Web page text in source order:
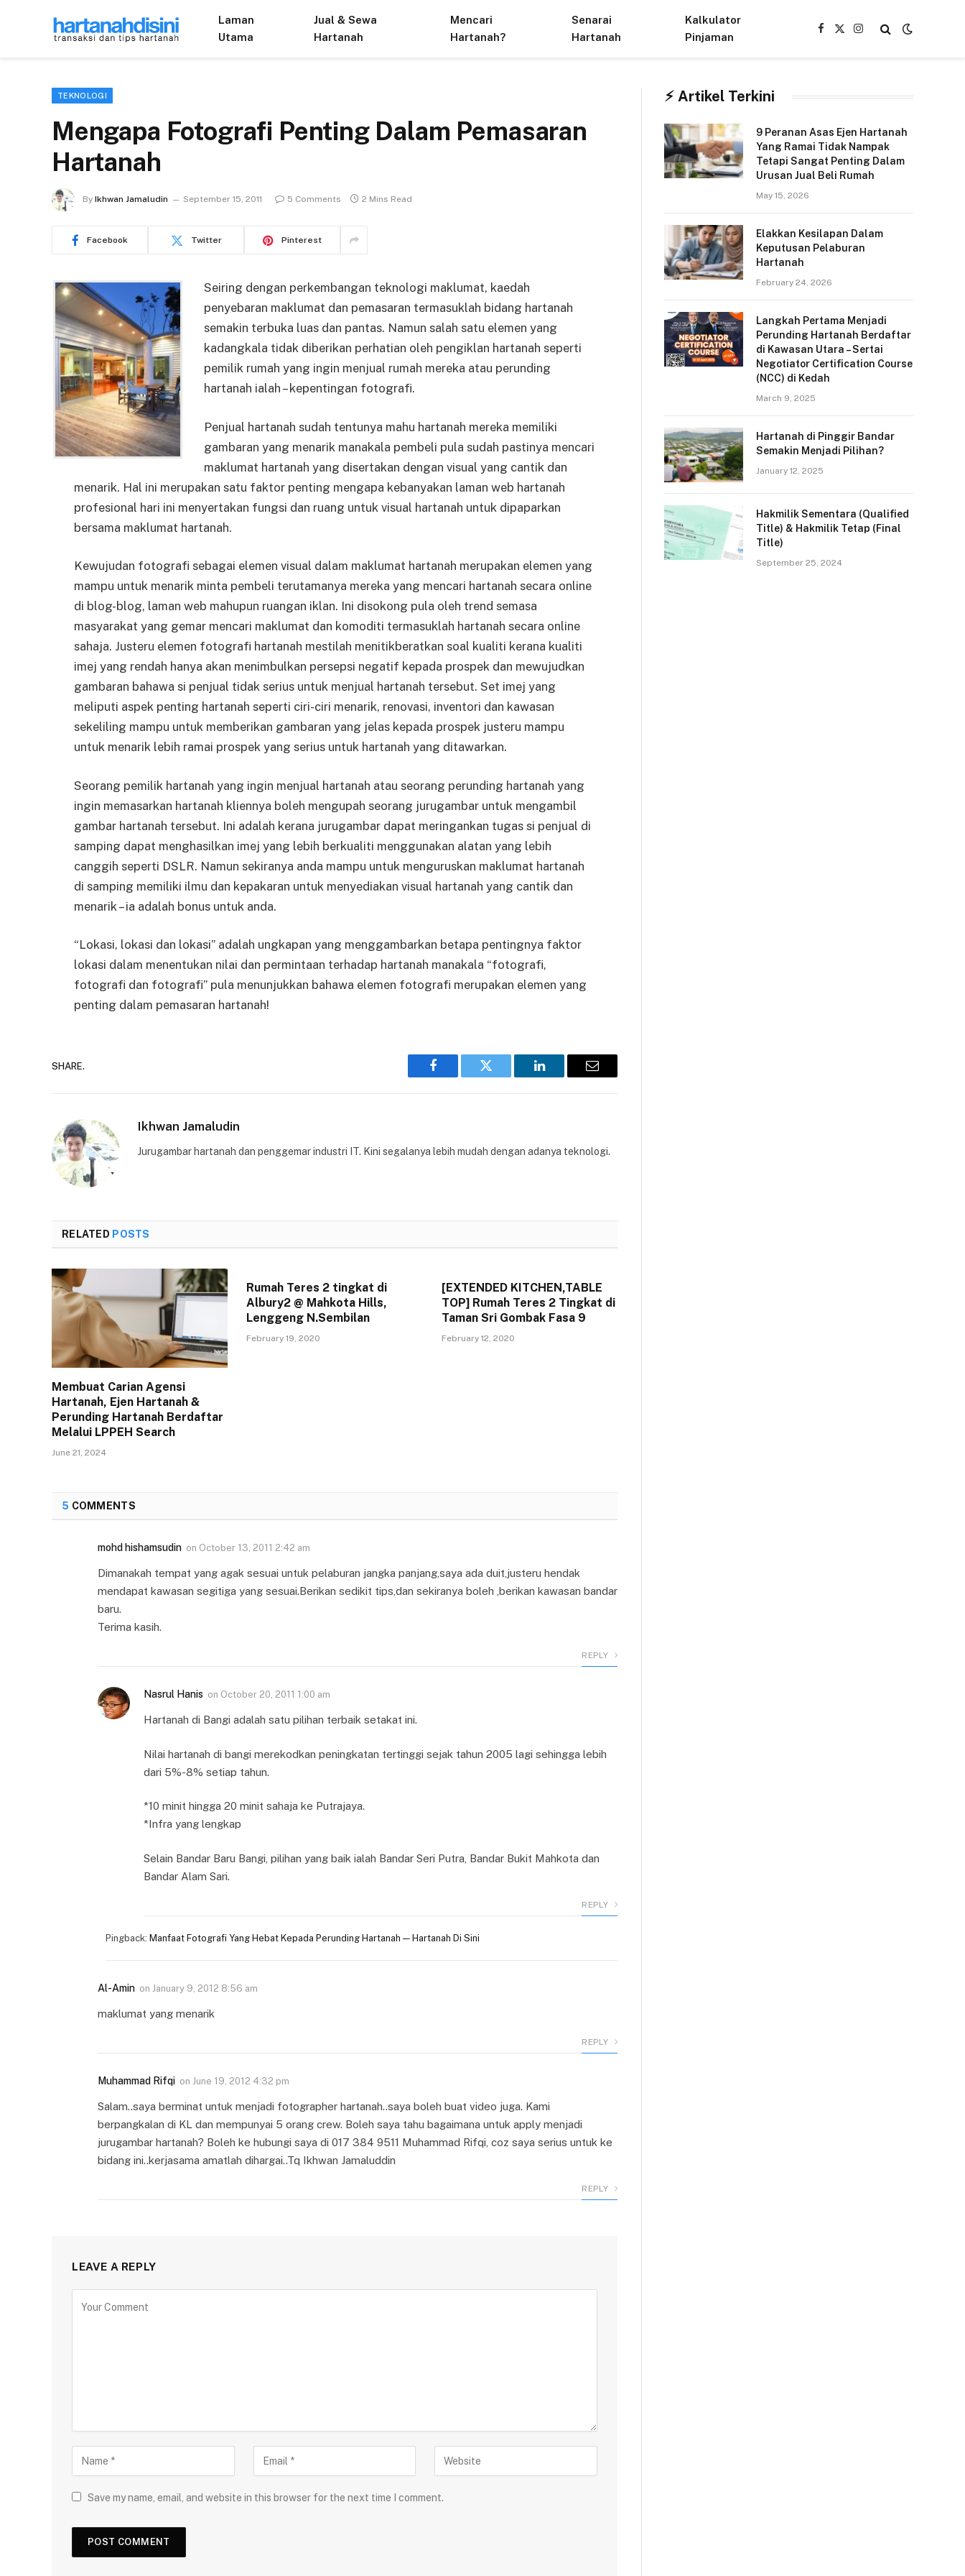
Laman
Utama
Jual & Sewa
Hartanah
Mencari
Hartanah?
Senarai
Hartanah
Kalkulator
Pinjaman
Facebook
X
Instagram
TEKNOLOGI
Mengapa Fotografi Penting Dalam Pemasaran
Hartanah
By Ikhwan Jamaludin September 15, 2011 5 Comments 2 Mins Read
Facebook Twitter Pinterest
Seiring dengan perkembangan teknologi maklumat, kaedah
penyebaran maklumat dan pemasaran termasuklah bidang hartanah
semakin terbuka luas dan pantas. Namun salah satu elemen yang
kadangkala tidak diberikan perhatian oleh pengiklan hartanah seperti
pemilik rumah yang ingin menjual rumah mereka atau perunding
hartanah ialah – kepentingan fotografi.
Penjual hartanah sudah tentunya mahu hartanah mereka memiliki
gambaran yang menarik manakala pembeli pula sudah pastinya mencari
maklumat hartanah yang disertakan dengan visual yang cantik dan
menarik. Hal ini merupakan satu faktor penting mengapa kebanyakan laman web hartanah
profesional hari ini menyertakan fungsi dan ruang untuk visual hartanah untuk dipaparkan
bersama maklumat hartanah.
Kewujudan fotografi sebagai elemen visual dalam maklumat hartanah merupakan elemen yang
mampu untuk menarik minta pembeli terutamanya mereka yang mencari hartanah secara online
di blog-blog, laman web mahupun ruangan iklan. Ini disokong pula oleh trend semasa
masyarakat yang gemar mencari maklumat dan komoditi termasuklah hartanah secara online
sahaja. Justeru elemen fotografi hartanah mestilah menitikberatkan soal kualiti kerana kualiti
imej yang rendah hanya akan menimbulkan persepsi negatif kepada prospek dan mewujudkan
gambaran bahawa si penjual tidak serius untuk menjual hartanah tersebut. Set imej yang
meliputi aspek penting hartanah seperti ciri-ciri menarik, renovasi, inventori dan kawasan
sekeliling mampu untuk memberikan gambaran yang jelas kepada prospek justeru mampu
untuk menarik lebih ramai prospek yang serius untuk hartanah yang ditawarkan.
Seorang pemilik hartanah yang ingin menjual hartanah atau seorang perunding hartanah yang
ingin memasarkan hartanah kliennya boleh mengupah seorang jurugambar untuk mengambil
gambar hartanah tersebut. Ini adalah kerana jurugambar dapat meringankan tugas si penjual di
samping dapat menghasilkan imej yang lebih berkualiti menggunakan alatan yang lebih
canggih seperti DSLR. Namun sekiranya anda mampu untuk menguruskan maklumat hartanah
di samping memiliki ilmu dan kepakaran untuk menyediakan visual hartanah yang cantik dan
menarik – ia adalah bonus untuk anda.
“Lokasi, lokasi dan lokasi” adalah ungkapan yang menggambarkan betapa pentingnya faktor
lokasi dalam menentukan nilai dan permintaan terhadap hartanah manakala “fotografi,
fotografi dan fotografi” pula menunjukkan bahawa elemen fotografi merupakan elemen yang
penting dalam pemasaran hartanah!
SHARE.
Facebook Twitter LinkedIn Email
Ikhwan Jamaludin
Jurugambar hartanah dan penggemar industri IT. Kini segalanya lebih mudah dengan adanya teknologi.
RELATED POSTS
Membuat Carian Agensi
Hartanah, Ejen Hartanah &
Perunding Hartanah Berdaftar
Melalui LPPEH Search
June 21, 2024
Rumah Teres 2 tingkat di
Albury2 @ Mahkota Hills,
Lenggeng N.Sembilan
February 19, 2020
[EXTENDED KITCHEN,TABLE
TOP] Rumah Teres 2 Tingkat di
Taman Sri Gombak Fasa 9
February 12, 2020
5 COMMENTS
mohd hishamsudin on October 13, 2011 2:42 am
Dimanakah tempat yang agak sesuai untuk pelaburan jangka panjang,saya ada duit,justeru hendak
mendapat kawasan segitiga yang sesuai.Berikan sedikit tips,dan sekiranya boleh ,berikan kawasan bandar
baru.
Terima kasih.
REPLY
Nasrul Hanis on October 20, 2011 1:00 am
Hartanah di Bangi adalah satu pilihan terbaik setakat ini.
Nilai hartanah di bangi merekodkan peningkatan tertinggi sejak tahun 2005 lagi sehingga lebih
dari 5%-8% setiap tahun.
*10 minit hingga 20 minit sahaja ke Putrajaya.
*Infra yang lengkap
Selain Bandar Baru Bangi, pilihan yang baik ialah Bandar Seri Putra, Bandar Bukit Mahkota dan
Bandar Alam Sari.
REPLY
Pingback: Manfaat Fotografi Yang Hebat Kepada Perunding Hartanah — Hartanah Di Sini
Al-Amin on January 9, 2012 8:56 am
maklumat yang menarik
REPLY
Muhammad Rifqi on June 19, 2012 4:32 pm
Salam..saya berminat untuk menjadi fotographer hartanah..saya boleh buat video juga. Kami
berpangkalan di KL dan mempunyai 5 orang crew. Boleh saya tahu bagaimana untuk apply menjadi
jurugambar hartanah? Boleh ke hubungi saya di 017 384 9511 Muhammad Rifqi, coz saya serius untuk ke
bidang ini..kerjasama amatlah dihargai..Tq Ikhwan Jamaluddin
REPLY
LEAVE A REPLY
Save my name, email, and website in this browser for the next time I comment.
⚡︎ Artikel Terkini
9 Peranan Asas Ejen Hartanah
Yang Ramai Tidak Nampak
Tetapi Sangat Penting Dalam
Urusan Jual Beli Rumah
May 15, 2026
Elakkan Kesilapan Dalam
Keputusan Pelaburan
Hartanah
February 24, 2026
Langkah Pertama Menjadi
Perunding Hartanah Berdaftar
di Kawasan Utara – Sertai
Negotiator Certification Course
(NCC) di Kedah
March 9, 2025
Hartanah di Pinggir Bandar
Semakin Menjadi Pilihan?
January 12, 2025
Hakmilik Sementara (Qualified
Title) & Hakmilik Tetap (Final
Title)
September 25, 2024